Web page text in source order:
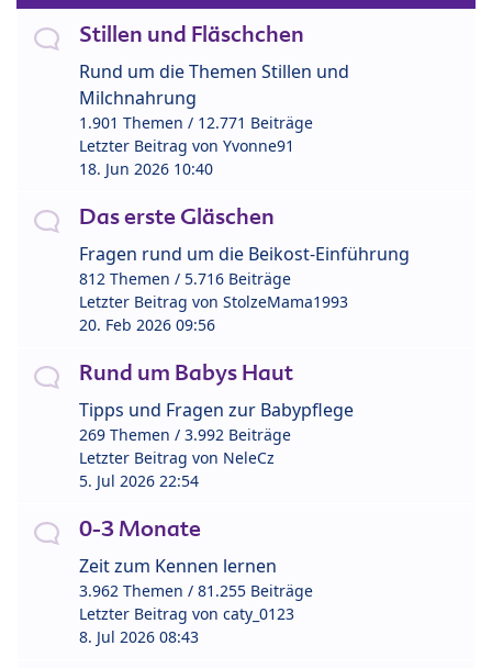
Stillen und Fläschchen
Rund um die Themen Stillen und
Milchnahrung
1.901 Themen / 12.771 Beiträge
Letzter Beitrag von Yvonne91
18. Jun 2026 10:40
Das erste Gläschen
Fragen rund um die Beikost-Einführung
812 Themen / 5.716 Beiträge
Letzter Beitrag von StolzeMama1993
20. Feb 2026 09:56
Rund um Babys Haut
Tipps und Fragen zur Babypflege
269 Themen / 3.992 Beiträge
Letzter Beitrag von NeleCz
5. Jul 2026 22:54
0-3 Monate
Zeit zum Kennen lernen
3.962 Themen / 81.255 Beiträge
Letzter Beitrag von caty_0123
8. Jul 2026 08:43